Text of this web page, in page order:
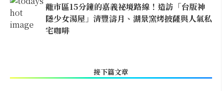
離市區15分鐘的嘉義祕境路線！造訪「台版神
隱少女湯屋」清豐濤月、湖景窯烤披薩與人氣私
宅咖啡
接下篇文章